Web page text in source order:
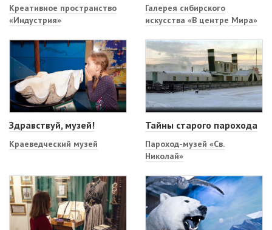
Креативное пространство
«Индустрия»
Галерея сибирского
искусства «В центре Мира»
Здравствуй, музей!
Краеведческий музей
Тайны старого парохода
Пароход-музей «Св.
Николай»